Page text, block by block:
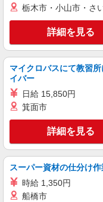
株式会社シエロ
スマ
時
残業
+゜・
万円支給(規定有)
有）
広
紹介予定派遣
株式会社シエロ
スマ
月
る）
算・
10h/
援金
栃木市・小山市・さ
詳細を見る
マイクロバスにて教習
イバー
日給 15,850円
箕面市
詳細を見る
スーパー資材の仕分け
時給 1,350円
船橋市